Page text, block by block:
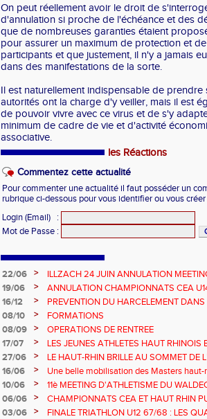
On peut réellement avoir le droit de
d'annulation si proche de l'échéance et des
que de nombreuses garanties étaient
pour assurer un maximum de protection et
participants et que justement, il n'y a jamais
dans des manifestations de la sorte.
Il est naturellement indispensable de prendre
autorités ont la charge d'y veiller, mais il est
de pouvoir vivre avec ce virus et de s'y
minimum de cadre de vie et d'activité
associative.
les Réactions
Commentez cette actualité
Pour commenter une actualité il faut posséder un
rubrique ci-dessous pour vous identifier ou vous
Login (Email)
:
Mot de Passe :
22/06 >
ILLZACH 24 JUIN ANNULATION
19/06
>
ANNULATION CHAMPIONNATS CEA
16/12
>
PREVENTION DU HARCELEMENT
08/10
>
FORMATIONS
08/09
>
OPERATIONS DE RENTREE
17/07
>
LES JEUNES ATHLETES HAUT RHINOIS
CHAMPIONNATS DE FRANCE AVENIR
27/06 >
LE HAUT-RHIN BRILLE AU SOMMET DE
!
16/06 >
Une belle mobilisation des Masters haut-
Championnats Grand Est 2025
10/06 >
11è MEETING D'ATHLETISME DU
06/06
>
CHAMPIONNATS CEA ET HAUT RHIN
03/06
>
FINALE TRIATHLON U12 67/68 : LES